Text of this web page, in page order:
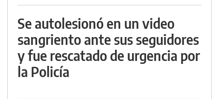
Se autolesionó en un video
sangriento ante sus seguidores
y fue rescatado de urgencia por
la Policía